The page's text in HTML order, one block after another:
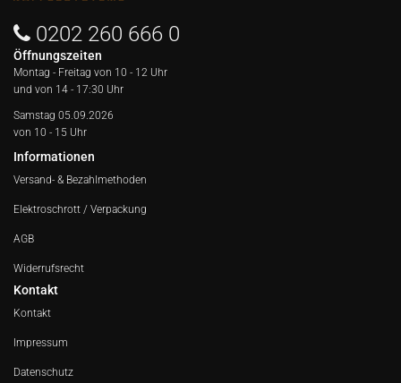
0202 260 666 0
Öffnungszeiten
Montag - Freitag von 10 - 12 Uhr
und von 14 - 17:30 Uhr
Samstag 05.09.2026
von 10 - 15 Uhr
Informationen
Versand- & Bezahlmethoden
Elektroschrott / Verpackung
AGB
Widerrufsrecht
Kontakt
Kontakt
Impressum
Datenschutz